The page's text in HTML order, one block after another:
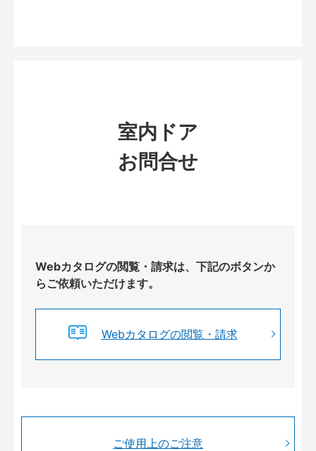
室内ドア
お問合せ
Webカタログの閲覧・請求は、下記のボタンか
らご依頼いただけます。
Webカタログの閲覧・請求
ご使用上のご注意